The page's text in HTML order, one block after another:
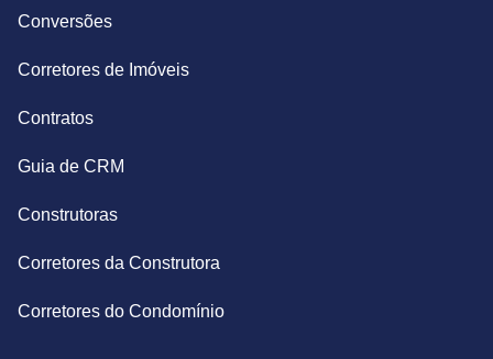
Conversões
Corretores de Imóveis
Contratos
Guia de CRM
Construtoras
Corretores da Construtora
Corretores do Condomínio